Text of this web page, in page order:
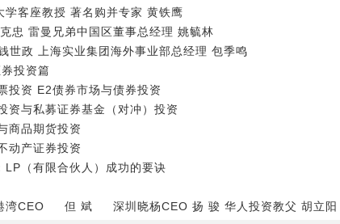
学客座教授 著名购并专家 黄铁鹰
忠 雷曼兄弟中国区董事总经理 姚毓林
世政 上海实业集团海外事业部总经理 包季鸣
投资篇
投资 E2债券市场与债券投资
资与私募证券基金（对冲）投资
商品期货投资
动产证券投资
LP（有限合伙人）成功的要诀
湾CEO 但 斌 深圳晓杨CEO 扬 骏 华人投资教父 胡立阳